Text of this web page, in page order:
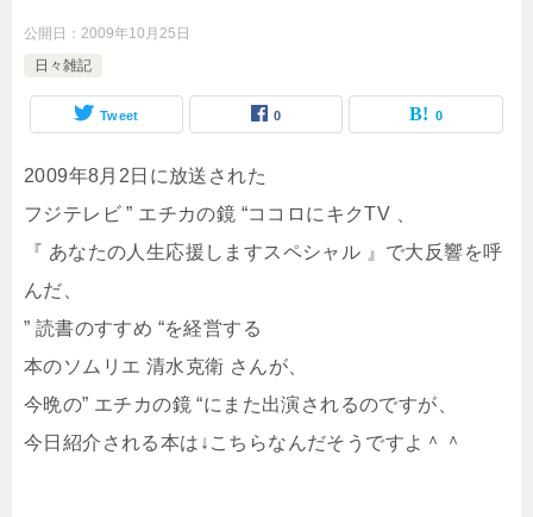
公開日： 2009年10月25日
日々雑記
Tweet 0 0
2009年8月2日に放送された
フジテレビ ” エチカの鏡 “ココロにキクTV 、
『 あなたの人生応援しますスペシャル 』で大反響を呼
んだ、
” 読書のすすめ “を経営する
本のソムリエ 清水克衛 さんが、
今晩の” エチカの鏡 “にまた出演されるのですが、
今日紹介される本は↓こちらなんだそうですよ＾＾